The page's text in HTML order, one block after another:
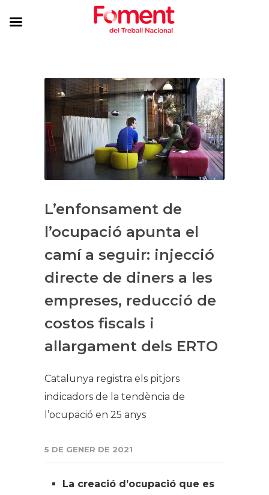
L’enfonsament de
l’ocupació apunta el
camí a seguir: injecció
directe de diners a les
empreses, reducció de
costos fiscals i
allargament dels ERTO
Catalunya registra els pitjors
indicadors de la tendència de
l’ocupació en 25 anys
5 DE GENER DE 2021
La creació d’ocupació que es